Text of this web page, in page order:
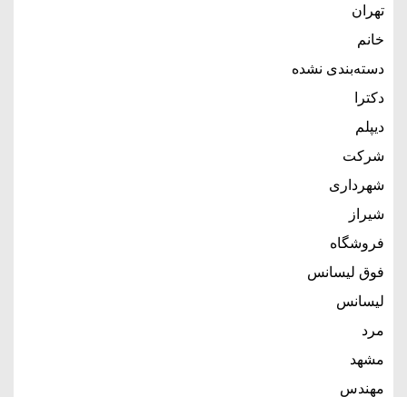
تهران
خانم
دسته‌بندی نشده
دکترا
دیپلم
شرکت
شهرداری
شیراز
فروشگاه
فوق لیسانس
لیسانس
مرد
مشهد
مهندس